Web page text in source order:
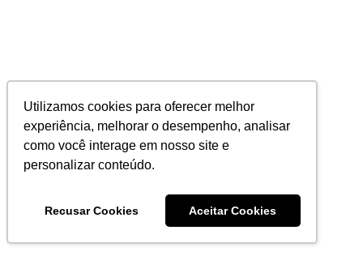
Utilizamos cookies para oferecer melhor
experiência, melhorar o desempenho, analisar
como você interage em nosso site e
personalizar conteúdo.
Recusar Cookies Aceitar Cookies